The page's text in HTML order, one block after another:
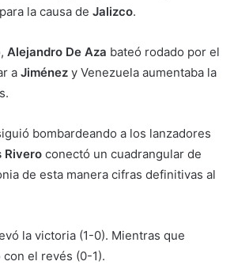
la causa de Jalizco.
Alejandro De Aza bateó rodado por el
a Jiménez y Venezuela aumentaba la
bombardeando a los lanzadores
Rivero conectó un cuadrangular de
de esta manera cifras definitivas al
la victoria (1-0). Mientras que
con el revés (0-1).